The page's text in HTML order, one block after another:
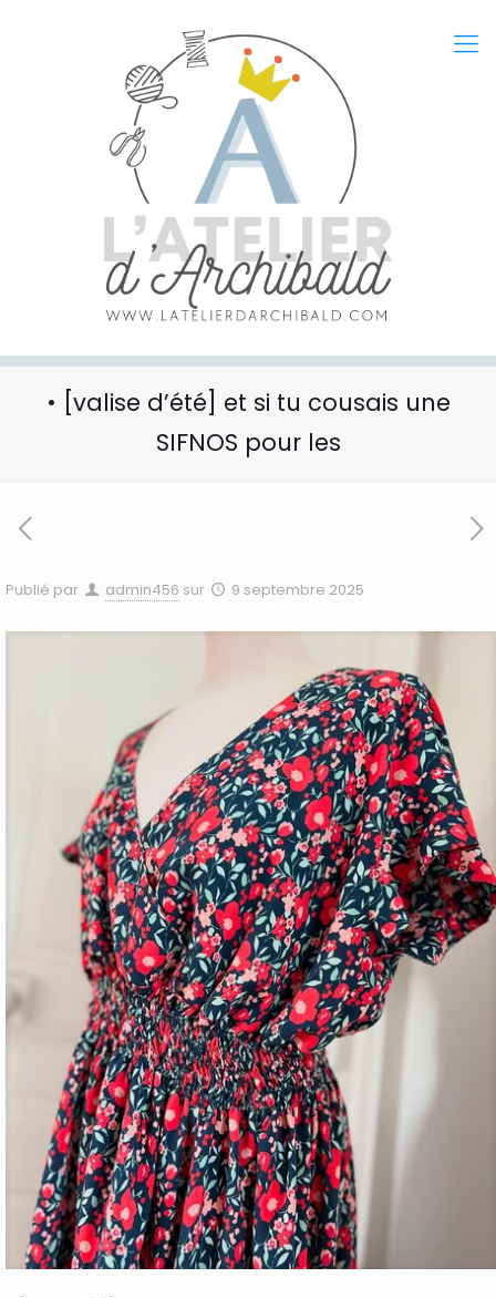
• [valise d’été] et si tu cousais une
SIFNOS pour les
Publié par admin456 sur 9 septembre 2025